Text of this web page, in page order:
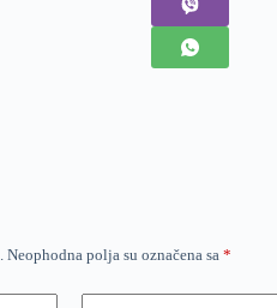
Neophodna polja su označena sa *